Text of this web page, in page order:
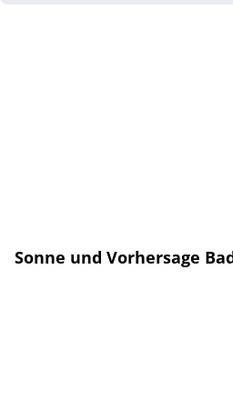
Sonne und Vorhersage